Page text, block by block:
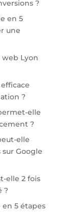
?
en 5
une
web Lyon
?
elle
?
elle
Google
elle 2 fois
?
5 étapes